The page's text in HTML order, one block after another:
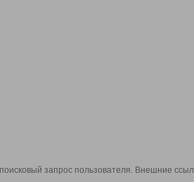
запрос пользователя. Внешние